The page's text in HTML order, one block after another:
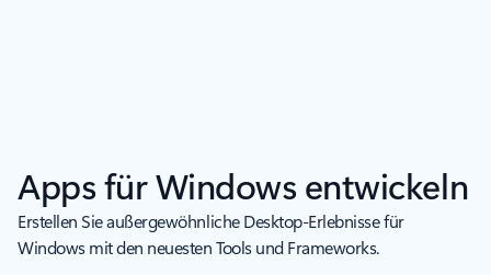
Apps für Windows entwickeln
Erstellen Sie außergewöhnliche Desktop-Erlebnisse für
Windows mit den neuesten Tools und Frameworks.